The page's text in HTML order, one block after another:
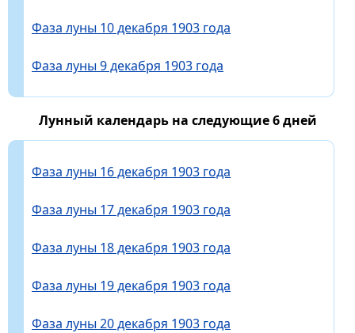
Фаза луны 10 декабря 1903 года
Фаза луны 9 декабря 1903 года
Лунный календарь на следующие 6 дней
Фаза луны 16 декабря 1903 года
Фаза луны 17 декабря 1903 года
Фаза луны 18 декабря 1903 года
Фаза луны 19 декабря 1903 года
Фаза луны 20 декабря 1903 года